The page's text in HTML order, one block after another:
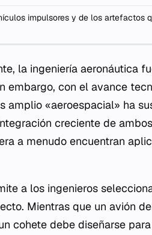
impulsores y de los artefactos
la ingeniería aeronáutica
embargo, con el avance
amplio «aeroespacial» ha
creciente de
a menudo encuentran
a los ingenieros
Mientras que un avión
cohete debe diseñarse